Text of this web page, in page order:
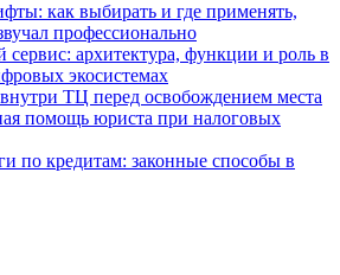
как выбирать и где применять,
профессионально
архитектура, функции и роль в
экосистемах
ТЦ перед освобождением места
помощь юриста при налоговых
по кредитам: законные способы в